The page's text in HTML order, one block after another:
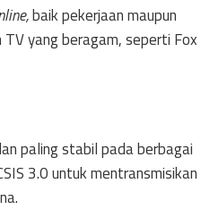
baik pekerjaan maupun
yang beragam, seperti Fox
paling stabil pada berbagai
3.0 untuk mentransmisikan